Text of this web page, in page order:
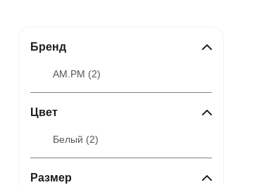
Бренд
AM.PM (2)
Цвет
Белый (2)
Размер